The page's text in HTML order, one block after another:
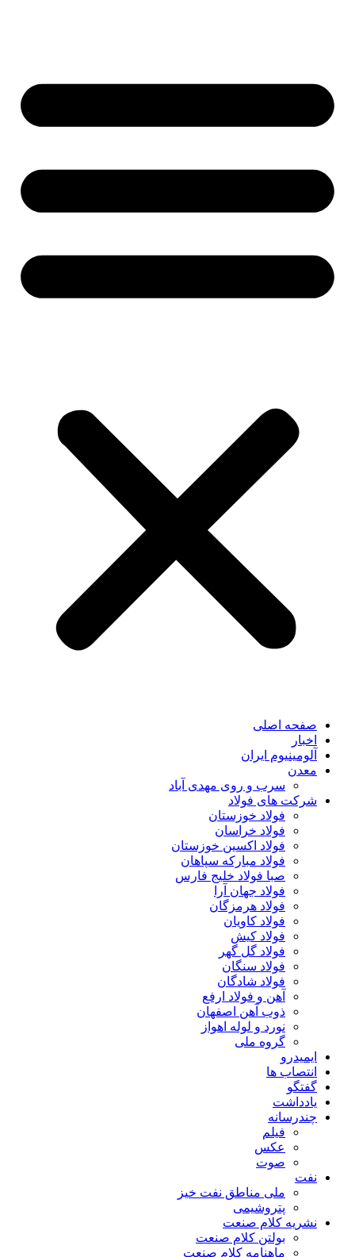
صفحه اصلی
اخبار
آلومینیوم ایران
معدن
سرب و روی مهدی آباد
شرکت های فولاد
فولاد خوزستان
فولاد خراسان
فولاد اکسین خوزستان
فولاد مبارکه سپاهان
صبا فولاد خلیج فارس
فولاد جهان آرا
فولاد هرمزگان
فولاد کاویان
فولاد کیش
فولاد گل گهر
فولاد سنگان
فولاد شادگان
آهن و فولاد ارفع
ذوب آهن اصفهان
نورد و لوله اهواز
گروه ملی
ایمیدرو
انتصاب ها
گفتگو
یادداشت
چندرسانه
فیلم
عکس
صوت
نفت
ملی مناطق نفت خیز
پتروشیمی
نشریه کلام صنعت
بولتن کلام صنعت
ماهنامه کلام صنعت